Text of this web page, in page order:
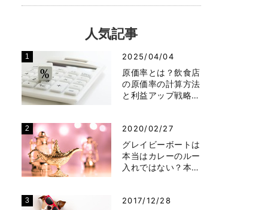
人気記事
2025/04/04
原価率とは？飲食店
の原価率の計算方法
と利益アップ戦略…
2020/02/27
グレイビーボートは
本当はカレーのルー
入れではない？本…
2017/12/28